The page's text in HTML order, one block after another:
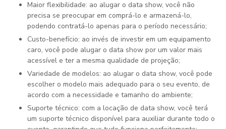
Maior flexibilidade: ao alugar o data show, você não
precisa se preocupar em comprá-lo e armazená-lo,
podendo contratá-lo apenas para o período necessário;
Custo-benefício: ao invés de investir em um equipamento
caro, você pode alugar o data show por um valor mais
acessível e ter a mesma qualidade de projeção;
Variedade de modelos: ao alugar o data show, você pode
escolher o modelo mais adequado para o seu evento, de
acordo com a necessidade e tamanho do ambiente;
Suporte técnico: com a locação de data show, você terá
um suporte técnico disponível para auxiliar durante todo o